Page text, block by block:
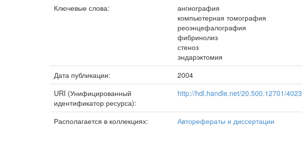
Ключевые слова:
ангиография
компьютерная томография
реоэнцефалография
фибринолиз
стеноз
эндарэктомия
Дата публикации:
2004
URI (Унифицированный
идентификатор ресурса):
http://hdl.handle.net/20.500.12701/4023
Располагается в коллекциях: Авторефераты и диссертации